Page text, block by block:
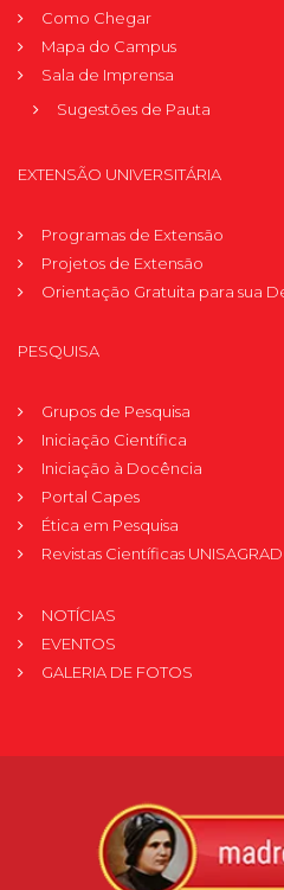
Como Chegar
Mapa do Campus
Sala de Imprensa
Sugestões de Pauta
EXTENSÃO UNIVERSITÁRIA
Programas de Extensão
Projetos de Extensão
Orientação Gratuita para sua
PESQUISA
Grupos de Pesquisa
Iniciação Científica
Iniciação à Docência
Portal Capes
Ética em Pesquisa
Revistas Científicas
NOTÍCIAS
EVENTOS
GALERIA DE FOTOS